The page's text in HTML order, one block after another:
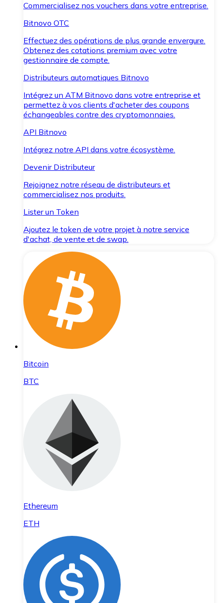
Commercialisez nos vouchers dans votre entreprise.
Bitnovo OTC
Effectuez des opérations de plus grande envergure.
Obtenez des cotations premium avec votre
gestionnaire de compte.
Distributeurs automatiques Bitnovo
Intégrez un ATM Bitnovo dans votre entreprise et
permettez à vos clients d'acheter des coupons
échangeables contre des cryptomonnaies.
API Bitnovo
Intégrez notre API dans votre écosystème.
Devenir Distributeur
Rejoignez notre réseau de distributeurs et
commercialisez nos produits.
Lister un Token
Ajoutez le token de votre projet à notre service
d'achat, de vente et de swap.
Bitcoin
BTC
Ethereum
ETH